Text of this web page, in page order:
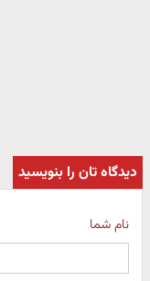
دیدگاه تان را بنویسید
نام شما